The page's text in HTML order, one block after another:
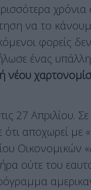
να το
φορείς
ένας
νέου
27 Απριλίου. Σε
αποχωρεί με
Οικονομικών
ούτε του